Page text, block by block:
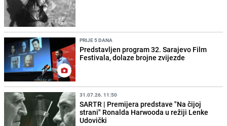
PRIJE 5 DANA
Predstavljen program 32. Sarajevo Film
Festivala, dolaze brojne zvijezde
31.07.26. 11:50
SARTR | Premijera predstave "Na čijoj
strani" Ronalda Harwooda u režiji Lenke
Udovički